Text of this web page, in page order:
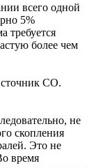
всего одной
5%
требуется
более чем
СО.
не
скопления
Это не
время